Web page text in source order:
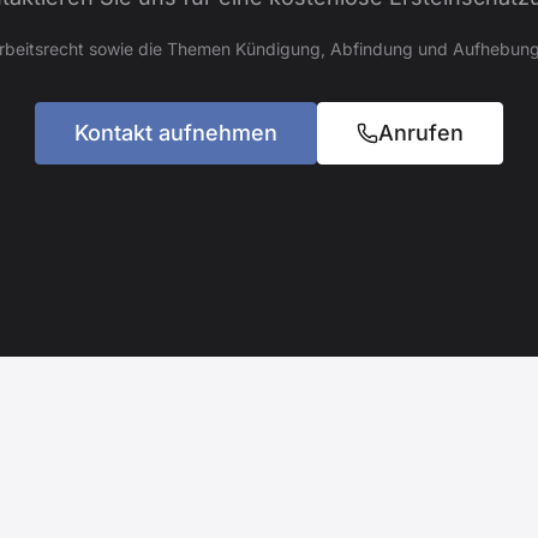
sowie die Themen Kündigung, Abfindung und
Kontakt aufnehmen Anrufen